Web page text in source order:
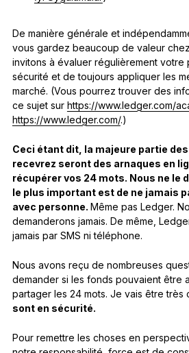
De manière générale et
vous gardez beaucoup de valeur
invitons à évaluer régulièrement votre
sécurité et de toujours appliquer les
marché. (Vous pourrez trouver des
ce sujet sur https://www.ledger.com/
https://www.ledger.com/.)
Ceci étant dit, la majeure partie
recevrez seront des arnaques en
récupérer vos 24 mots. Nous ne le
le plus important est de ne jamais
avec personne. Même pas Ledger.
demanderons jamais. De même,
jamais par SMS ni téléphone.
Nous avons reçu de nombreuses
demander si les fonds pouvaient être
partager les 24 mots. Je vais être très
sont en sécurité.
Pour remettre les choses en